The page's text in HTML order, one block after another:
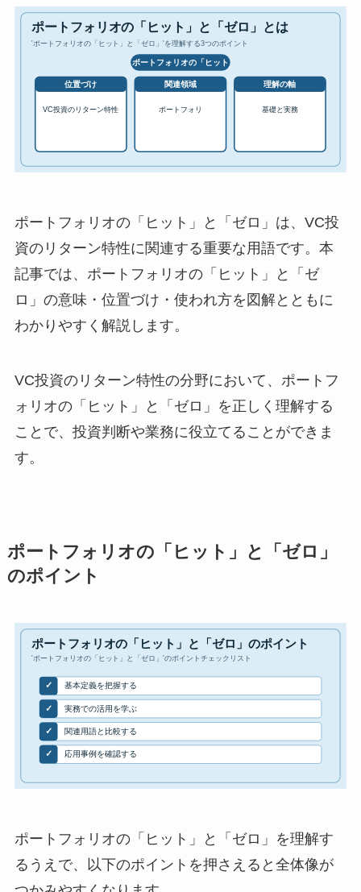
ポートフォリオの「ヒット」と「ゼロ」は、VC投
資のリターン特性に関連する重要な用語です。本
記事では、ポートフォリオの「ヒット」と「ゼ
ロ」の意味・位置づけ・使われ方を図解とともに
わかりやすく解説します。
VC投資のリターン特性の分野において、ポートフ
ォリオの「ヒット」と「ゼロ」を正しく理解する
ことで、投資判断や業務に役立てることができま
す。
ポートフォリオの「ヒット」と「ゼロ」
のポイント
ポートフォリオの「ヒット」と「ゼロ」を理解す
るうえで、以下のポイントを押さえると全体像が